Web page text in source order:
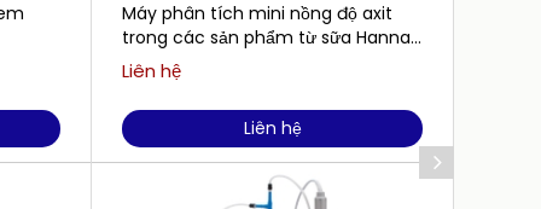
Máy phân tích mini nồng độ axit
trong các sản phẩm từ sữa Hanna
HI84529
Liên hệ
Liên hệ